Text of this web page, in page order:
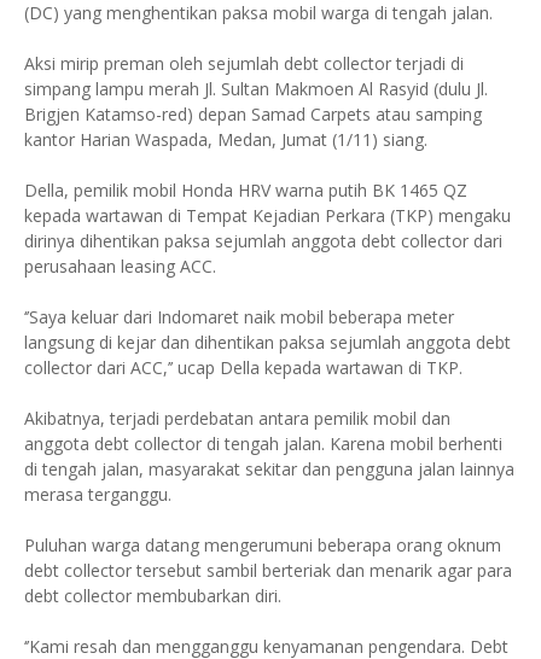
(DC) yang menghentikan paksa mobil warga di tengah jalan.
Aksi mirip preman oleh sejumlah debt collector terjadi di
simpang lampu merah Jl. Sultan Makmoen Al Rasyid (dulu Jl.
Brigjen Katamso-red) depan Samad Carpets atau samping
kantor Harian Waspada, Medan, Jumat (1/11) siang.
Della, pemilik mobil Honda HRV warna putih BK 1465 QZ
kepada wartawan di Tempat Kejadian Perkara (TKP) mengaku
dirinya dihentikan paksa sejumlah anggota debt collector dari
perusahaan leasing ACC.
‘’Saya keluar dari Indomaret naik mobil beberapa meter
langsung di kejar dan dihentikan paksa sejumlah anggota debt
collector dari ACC,’’ ucap Della kepada wartawan di TKP.
Akibatnya, terjadi perdebatan antara pemilik mobil dan
anggota debt collector di tengah jalan. Karena mobil berhenti
di tengah jalan, masyarakat sekitar dan pengguna jalan lainnya
merasa terganggu.
Puluhan warga datang mengerumuni beberapa orang oknum
debt collector tersebut sambil berteriak dan menarik agar para
debt collector membubarkan diri.
‘’Kami resah dan mengganggu kenyamanan pengendara. Debt